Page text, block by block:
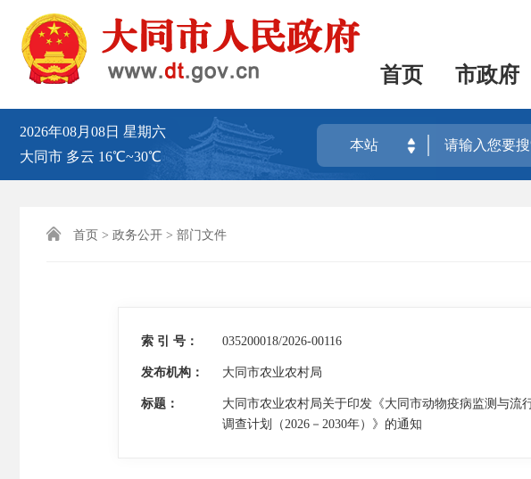
首页 市政府
2026年08月08日 星期六
大同市 多云 16℃~30℃
本站
 首页 > 政务公开 > 部门文件
索 引 号： 035200018/2026-00116
发布机构： 大同市农业农村局
标题：
大同市农业农村局关于印发《大同市动物疫病监测与流
调查计划（2026－2030年）》的通知